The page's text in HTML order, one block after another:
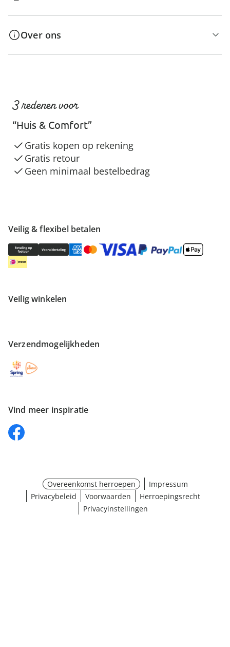
Over ons
Veilig & flexibel betalen
Veilig winkelen
Verzendmogelijkheden
Vind meer inspiratie
3 redenen voor
“Huis & Comfort”
Gratis kopen op rekening
Gratis retour
Geen minimaal bestelbedrag
Overeenkomst herroepen
Impressum
Privacybeleid
Voorwaarden
Herroepingsrecht
Privacyinstellingen